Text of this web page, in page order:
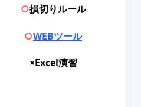
○損切りルール
○WEBツール
×Excel演習